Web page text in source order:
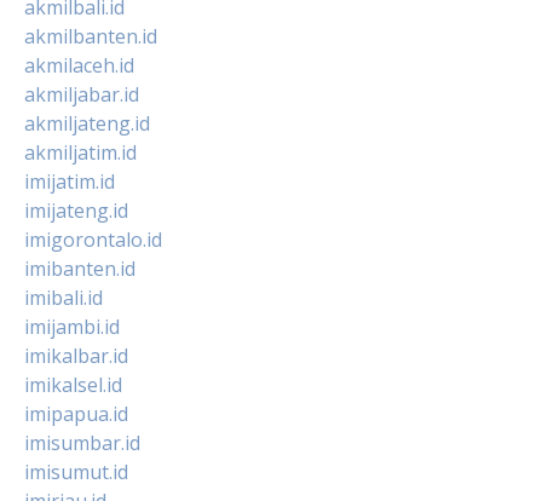
akmilbali.id
akmilbanten.id
akmilaceh.id
akmiljabar.id
akmiljateng.id
akmiljatim.id
imijatim.id
imijateng.id
imigorontalo.id
imibanten.id
imibali.id
imijambi.id
imikalbar.id
imikalsel.id
imipapua.id
imisumbar.id
imisumut.id